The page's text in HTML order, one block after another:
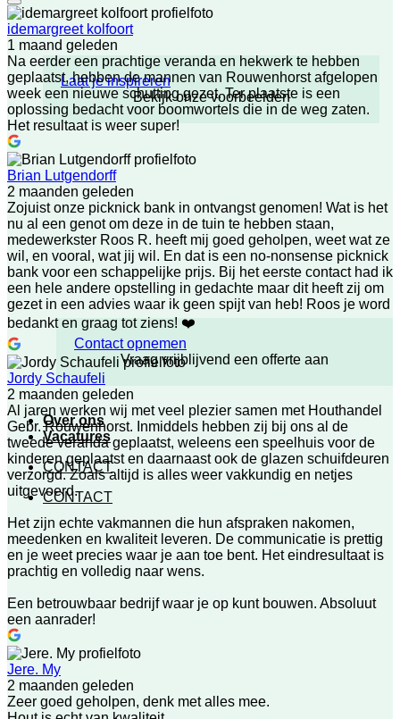
Laat je inspireren
Bekijk onze voorbeelden
Contact opnemen
Vraag vrijblijvend een offerte aan
Over ons
Vacatures
CONTACT
CONTACT
idemargreet kolfoort
1 maand geleden
Na eerder een prachtige veranda en hekwerk te hebben
geplaatst, hebben de mannen van Rouwenhorst afgelopen
week een nieuwe schutting gezet. Ter plaatste is een
oplossing bedacht voor boomwortels die in de weg zaten.
Het resultaat is weer super!
Brian Lutgendorff
2 maanden geleden
Zojuist onze picknick bank in ontvangst genomen! Wat is het
nu al een genot om deze in de tuin te hebben staan,
medewerkster Roos R. heeft mij goed geholpen, weet wat ze
wil, en vooral, wat jij wil. En dat is een no-nonsense picknick
bank voor een schappelijke prijs. Bij het eerste contact had ik
een hele andere opstelling in gedachte maar dit heeft zij om
gezet in een advies waar ik geen spijt van heb! Roos je word
bedankt en graag tot ziens! ❤️
Jordy Schaufeli
2 maanden geleden
Al jaren werken wij met veel plezier samen met Houthandel
Gebr. Rouwenhorst. Inmiddels hebben zij bij ons al de
tweede veranda geplaatst, weleens een speelhuis voor de
kinderen geplaatst en daarnaast ook de glazen schuifdeuren
verzorgd. Zoals altijd is alles weer vakkundig en netjes
uitgevoerd.
Het zijn echte vakmannen die hun afspraken nakomen,
meedenken en kwaliteit leveren. De communicatie is prettig
en je weet precies waar je aan toe bent. Het eindresultaat is
prachtig en volledig naar wens.
Een betrouwbaar bedrijf waar je op kunt bouwen. Absoluut
een aanrader!
Jere. My
2 maanden geleden
Zeer goed geholpen, denk met alles mee.